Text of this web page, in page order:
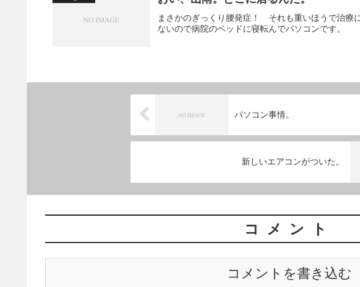
まさかのぎっくり腰発症！ それも重いほうで治
ないので病院のベッドに寝転んでパソコンです。
パソコン事情。
新しいエアコンがついた。
コメント
コメントを書き込む